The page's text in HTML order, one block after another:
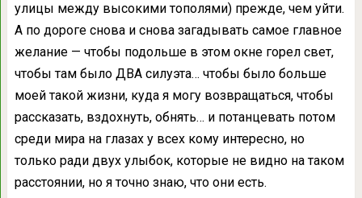
улицы между высокими тополями) прежде, чем уйти.
А по дороге снова и снова загадывать самое главное
желание — чтобы подольше в этом окне горел свет,
чтобы там было ДВА силуэта… чтобы было больше
моей такой жизни, куда я могу возвращаться, чтобы
рассказать, вздохнуть, обнять… и потанцевать потом
среди мира на глазах у всех кому интересно, но
только ради двух улыбок, которые не видно на таком
расстоянии, но я точно знаю, что они есть.